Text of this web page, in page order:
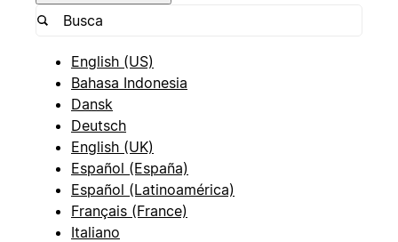
English (US)
Bahasa Indonesia
Dansk
Deutsch
English (UK)
Español (España)
Español (Latinoamérica)
Français (France)
Italiano